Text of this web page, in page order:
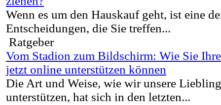
Wenn es um den Hauskauf geht, ist eine
Entscheidungen, die Sie treffen...
Ratgeber
Vom Stadion zum Bildschirm: Wie Sie
jetzt online unterstützen können
Die Art und Weise, wie wir unsere
unterstützen, hat sich in den letzten...